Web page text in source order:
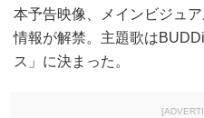
本予告映像、メインビジュ
情報が解禁。主題歌は
ス」に決まった。